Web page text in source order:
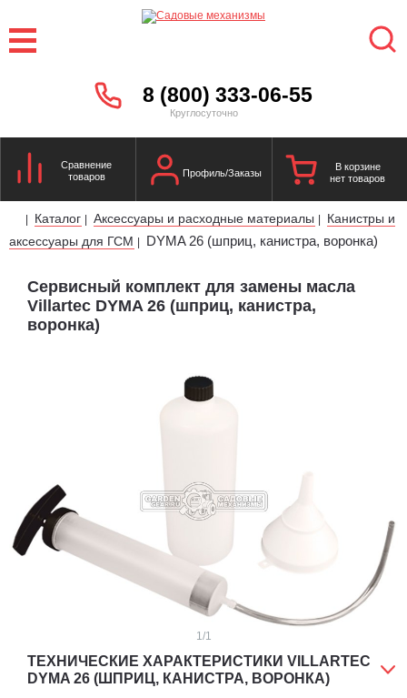
8 (800) 333-06-55
Круглосуточно
Сравнение
товаров
Профиль/Заказы
В корзине
нет товаров
| Каталог | Аксессуары и расходные материалы |
Канистры и
аксессуары для ГСМ | DYMA 26 (шприц, канистра, воронка)
Сервисный комплект для замены масла
Villartec DYMA 26 (шприц, канистра,
воронка)
1/1
ТЕХНИЧЕСКИЕ ХАРАКТЕРИСТИКИ VILLARTEC
DYMA 26 (ШПРИЦ, КАНИСТРА, ВОРОНКА)